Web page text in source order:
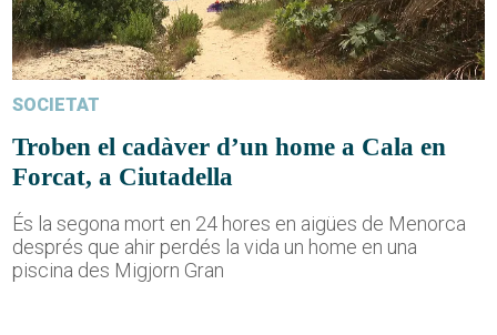
SOCIETAT
Troben el cadàver d’un home a Cala en
Forcat, a Ciutadella
És la segona mort en 24 hores en aigües de Menorca
després que ahir perdés la vida un home en una
piscina des Migjorn Gran